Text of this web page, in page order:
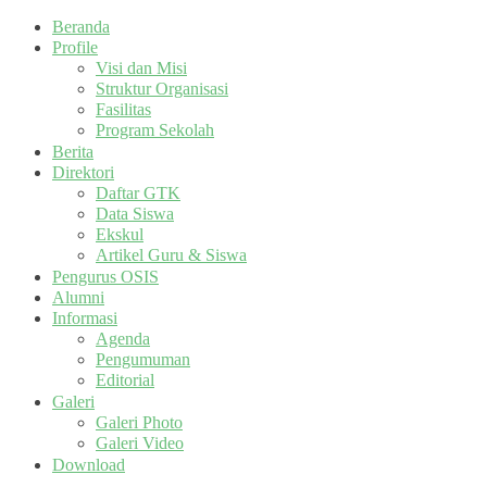
Beranda
Profile
Visi dan Misi
Struktur Organisasi
Fasilitas
Program Sekolah
Berita
Direktori
Daftar GTK
Data Siswa
Ekskul
Artikel Guru & Siswa
Pengurus OSIS
Alumni
Informasi
Agenda
Pengumuman
Editorial
Galeri
Galeri Photo
Galeri Video
Download